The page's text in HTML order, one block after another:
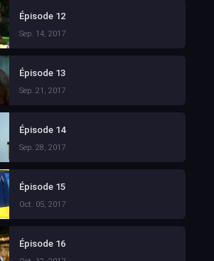
Épisode 12
Sep. 14, 2017
Épisode 13
Sep. 21, 2017
Épisode 14
Sep. 28, 2017
Épisode 15
Oct. 05, 2017
Épisode 16